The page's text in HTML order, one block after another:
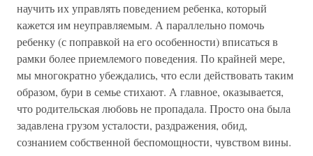
научить их управлять поведением ребенка, который
кажется им неуправляемым. А параллельно помочь
ребенку (с поправкой на его особенности) вписаться в
рамки более приемлемого поведения. По крайней мере,
мы многократно убеждались, что если действовать таким
образом, бури в семье стихают. А главное, оказывается,
что родительская любовь не пропадала. Просто она была
задавлена грузом усталости, раздражения, обид,
сознанием собственной беспомощности, чувством вины.